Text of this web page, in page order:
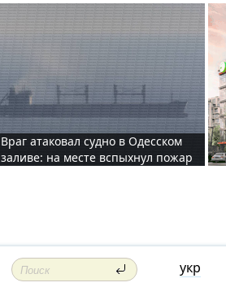
Враг атаковал судно в Одесском
заливе: на месте вспыхнул пожар
укр